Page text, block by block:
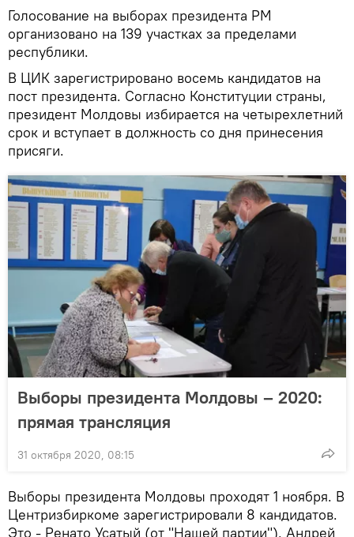
Голосование на выборах президента РМ
организовано на 139 участках за пределами
республики.
В ЦИК зарегистрировано восемь кандидатов на
пост президента. Согласно Конституции страны,
президент Молдовы избирается на четырехлетний
срок и вступает в должность со дня принесения
присяги.
Выборы президента Молдовы – 2020:
прямая трансляция
31 октября 2020, 08:15
Выборы президента Молдовы проходят 1 ноября. В
Центризбиркоме зарегистрировали 8 кандидатов.
Это - Ренато Усатый (от "Нашей партии"), Андрей